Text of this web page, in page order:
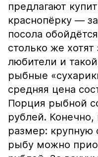
предлагают
краснопёрку —
посола
столько же хотят
любители и
рыбные
средняя цена
Порция рыбной
рублей.
размер:
рыбу можно